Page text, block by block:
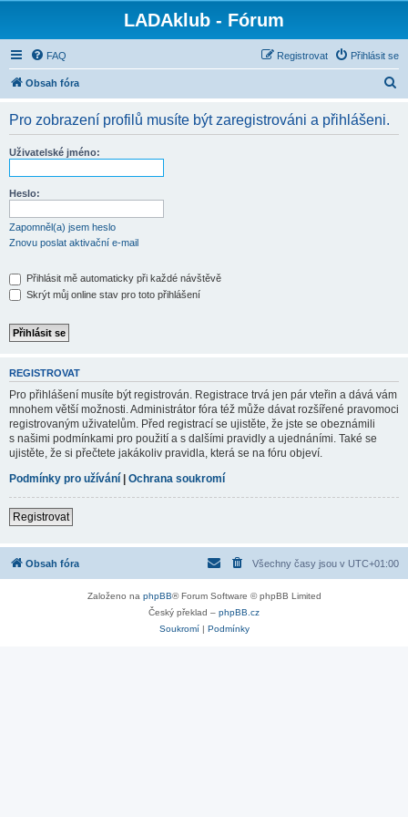
LADAklub - Fórum
FAQ Přihlásit se
Registrovat
Obsah fóra
Pro zobrazení profilů musíte být zaregistrováni a přihlášeni.
Uživatelské jméno:
Heslo:
Zapomněl(a) jsem heslo
Znovu poslat aktivační e-mail
Přihlásit mě automaticky při každé návštěvě
Skrýt můj online stav pro toto přihlášení
REGISTROVAT
Pro přihlášení musíte být registrován. Registrace trvá jen pár vteřin a dává vám
mnohem větší možnosti. Administrátor fóra též může dávat rozšířené pravomoci
registrovaným uživatelům. Před registrací se ujistěte, že jste se obeznámili
s našimi podmínkami pro použití a s dalšími pravidly a ujednáními. Také se
ujistěte, že si přečtete jakákoliv pravidla, která se na fóru objeví.
Podmínky pro užívání | Ochrana soukromí
Registrovat
Obsah fóra Všechny časy jsou v UTC+01:00
Založeno na phpBB® Forum Software © phpBB Limited
Český překlad – phpBB.cz
Soukromí| Podmínky